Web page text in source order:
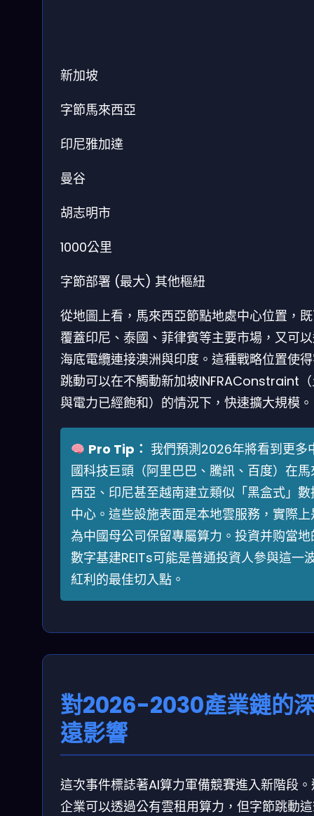
新加坡
字節馬來西亞
印尼雅加達
曼谷
胡志明市
1000公里
字節部署 (最大) 其他樞紐
從地圖上看，馬來西亞節點地處中心位置，
覆蓋印尼、泰國、菲律賓等主要市場，又可
海底電纜連接澳洲與印度。這種戰略位置使
跳動可以在不觸動新加坡INFRAConstraint
與電力已經飽和）的情況下，快速擴大規模。
Pro Tip： 我們預測2026年將看到更多
國科技巨頭（阿里巴巴、騰訊、百度）在馬
西亞、印尼甚至越南建立類似「黑盒式」數
中心。這些設施表面是本地雲服務，實際上
為中國母公司保留專屬算力。投資并购當地
數字基建REITs可能是普通投資人參與這一
紅利的最佳切入點。
對2026-2030產業鏈的
遠影響
這次事件標誌著AI算力軍備競賽進入新階段
企業可以透過公有雲租用算力，但字節跳動